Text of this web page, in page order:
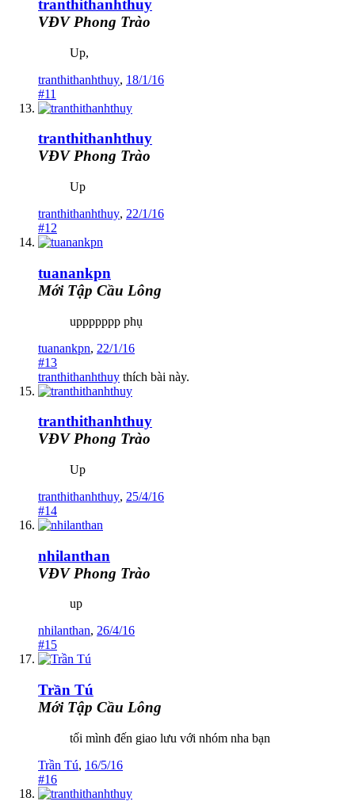
tranthithanhthuy
VĐV Phong Trào
Up,
tranthithanhthuy, 18/1/16
#11
tranthithanhthuy
VĐV Phong Trào
Up
tranthithanhthuy, 22/1/16
#12
tuanankpn
Mới Tập Cầu Lông
uppppppp phụ
tuanankpn, 22/1/16
#13
tranthithanhthuy thích bài này.
tranthithanhthuy
VĐV Phong Trào
Up
tranthithanhthuy, 25/4/16
#14
nhilanthan
VĐV Phong Trào
up
nhilanthan, 26/4/16
#15
Trần Tú
Mới Tập Cầu Lông
tối mình đến giao lưu với nhóm nha bạn
Trần Tú, 16/5/16
#16